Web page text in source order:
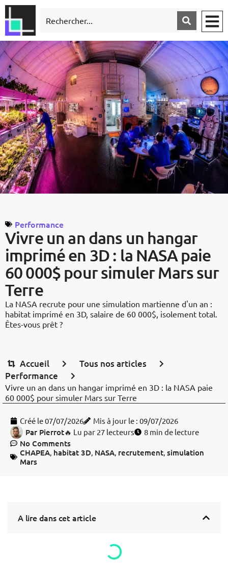
Vivre un an dans un hangar
imprimé en 3D : la NASA paie
60 000$ pour simuler Mars sur
Terre
Performance
La NASA recrute pour une simulation martienne d'un an :
habitat imprimé en 3D, salaire de 60 000$, isolement total.
Êtes-vous prêt ?
Accueil
Tous nos articles
Performance
Vivre un an dans un hangar imprimé en 3D : la NASA paie
60 000$ pour simuler Mars sur Terre
Créé le07/07/2026 Mis à jour le : 09/07/2026
Par Pierrot🔥 Lu par 27 lecteurs 8 min de lecture
No Comments
CHAPEA, habitat 3D, NASA, recrutement, simulation
Mars
A lire dans cet article